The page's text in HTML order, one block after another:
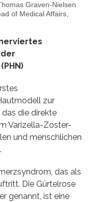
Graven-Nielsen
of Medical Affairs,
zur
das die direkte
Varizella-Zoster-
und menschlichen
das als
Die Gürtelrose
genannt, ist eine